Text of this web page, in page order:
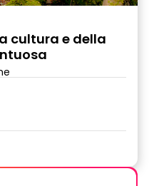
cultura e della